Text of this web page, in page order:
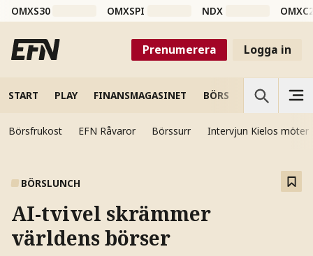
OMXS30 OMXSPI NDX
Prenumerera Logga in
START PLAY FINANSMAGASINET BÖRS VETENSKAP
Börsfrukost EFN Råvaror Börssurr Intervjun Kielos möter
BÖRSLUNCH
AI-tvivel skrämmer
världens börser